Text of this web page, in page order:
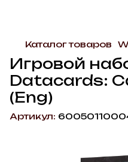
Каталог товаров
Игровой
Datacards:
(Eng)
Артикул: